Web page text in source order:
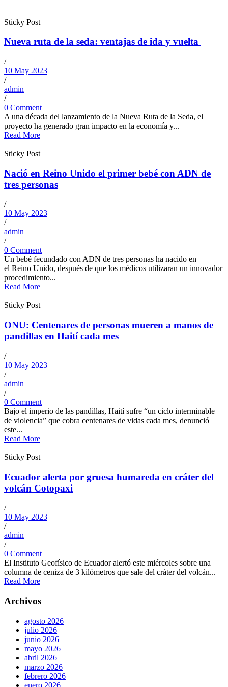
Sticky Post
Nueva ruta de la seda: ventajas de ida y vuelta
/
10 May 2023
/
admin
/
0 Comment
A una década del lanzamiento de la Nueva Ruta de la Seda, el
proyecto ha generado gran impacto en la economía y...
Read More
Sticky Post
Nació en Reino Unido el primer bebé con ADN de
tres personas
/
10 May 2023
/
admin
/
0 Comment
Un bebé fecundado con ADN de tres personas ha nacido en
el Reino Unido, después de que los médicos utilizaran un innovador
procedimiento...
Read More
Sticky Post
ONU: Centenares de personas mueren a manos de
pandillas en Haití cada mes
/
10 May 2023
/
admin
/
0 Comment
Bajo el imperio de las pandillas, Haití sufre “un ciclo interminable
de violencia” que cobra centenares de vidas cada mes, denunció
este...
Read More
Sticky Post
Ecuador alerta por gruesa humareda en cráter del
volcán Cotopaxi
/
10 May 2023
/
admin
/
0 Comment
El Instituto Geofísico de Ecuador alertó este miércoles sobre una
columna de ceniza de 3 kilómetros que sale del cráter del volcán...
Read More
Archivos
agosto 2026
julio 2026
junio 2026
mayo 2026
abril 2026
marzo 2026
febrero 2026
enero 2026